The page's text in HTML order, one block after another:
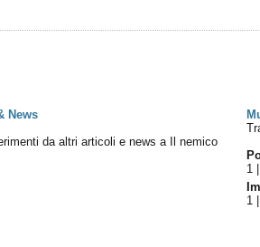
News
da altri articoli e news a Il nemico
1
1